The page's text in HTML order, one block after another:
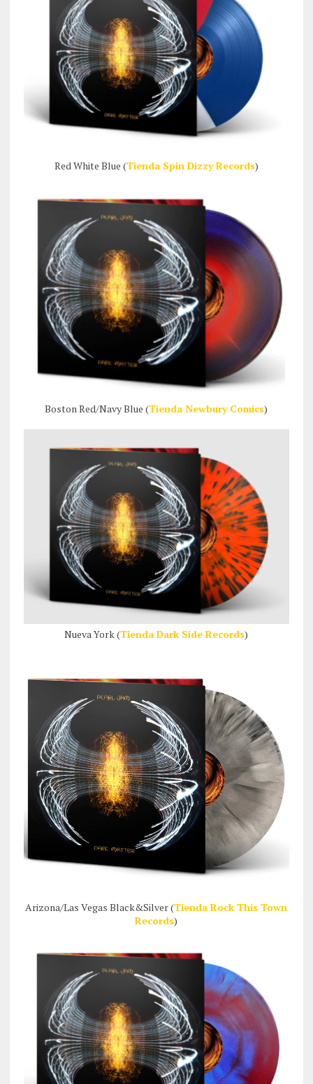
Red White Blue (Tienda Spin Dizzy Records)
Boston Red/Navy Blue (Tienda Newbury Comics)
Nueva York (Tienda Dark Side Records)
Arizona/Las Vegas Black&Silver (Tienda Rock This Town
Records)